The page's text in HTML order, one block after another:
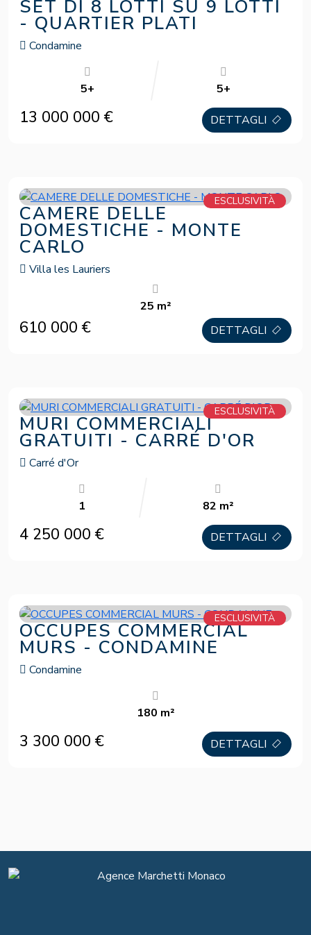
SET DI 8 LOTTI SU 9 LOTTI
- QUARTIER PLATI
Condamine
5+ 5+
13 000 000 € DETTAGLI
ESCLUSIVITÀ
CAMERE DELLE
DOMESTICHE - MONTE
CARLO
Villa les Lauriers
25 m²
610 000 € DETTAGLI
ESCLUSIVITÀ
MURI COMMERCIALI
GRATUITI - CARRÉ D'OR
Carré d'Or
1 82 m²
4 250 000 € DETTAGLI
ESCLUSIVITÀ
OCCUPES COMMERCIAL
MURS - CONDAMINE
Condamine
180 m²
3 300 000 € DETTAGLI